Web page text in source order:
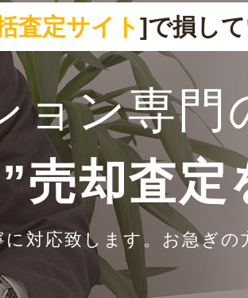
査定サイト]で損し
ョン専門
売却査
対応致します。 お急ぎの